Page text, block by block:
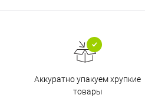
Аккуратно упакуем хрупкие
товары